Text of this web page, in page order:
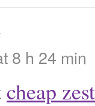
8 h 24 min
cheap